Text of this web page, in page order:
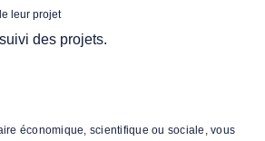
leur projet
des projets.
économique, scientifique ou sociale, vous